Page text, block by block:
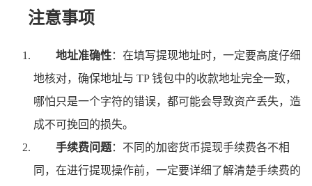
注意事项
地址准确性：在填写提现地址时，一定要高度仔细
地核对，确保地址与 TP 钱包中的收款地址完全一致，
哪怕只是一个字符的错误，都可能会导致资产丢失，造
成不可挽回的损失。
手续费问题：不同的加密货币提现手续费各不相
同，在进行提现操作前，一定要详细了解清楚手续费的